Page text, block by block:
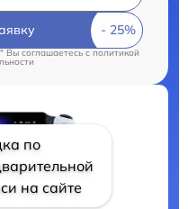
Вы соглашаетесь cполитикой
по
на сайте